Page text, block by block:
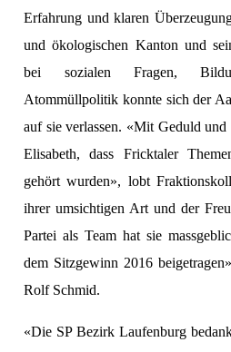
Erfahrung und klaren
und ökologischen Kanton und
bei sozialen Fragen,
Atommüllpolitik konnte sich der
auf sie verlassen. «Mit Geduld
Elisabeth, dass Fricktaler
gehört wurden», lobt
ihrer umsichtigen Art und der
Partei als Team hat sie
dem Sitzgewinn 2016
Rolf Schmid.
«Die SP Bezirk Laufenburg